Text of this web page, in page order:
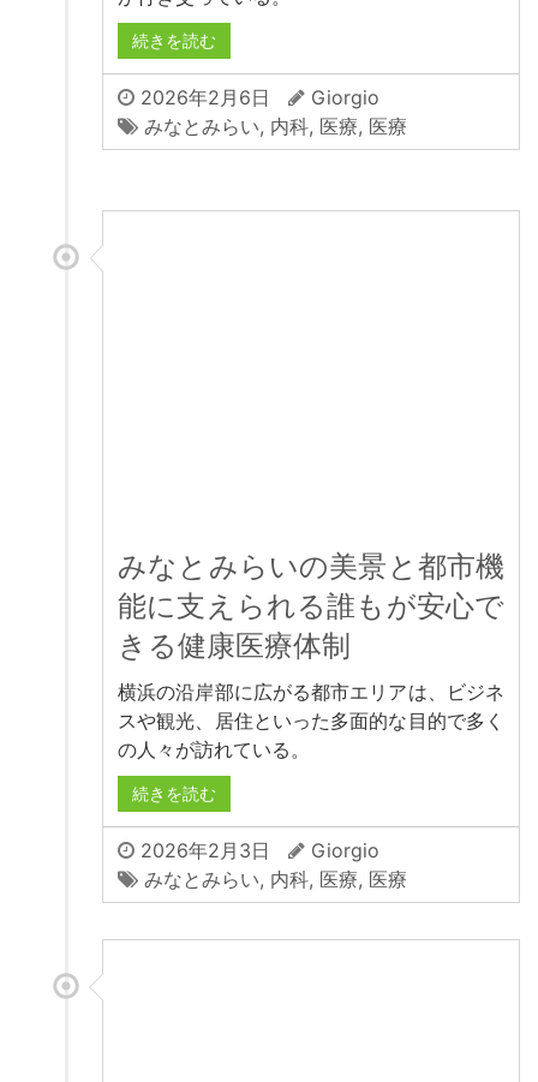
続きを読む
2026年2月6日
Giorgio
みなとみらい, 内科, 医療, 医療
みなとみらいの美景と都市機
能に支えられる誰もが安心で
きる健康医療体制
横浜の沿岸部に広がる都市エリアは、ビジネ
スや観光、居住といった多面的な目的で多く
の人々が訪れている。
続きを読む
2026年2月3日
Giorgio
みなとみらい, 内科, 医療, 医療